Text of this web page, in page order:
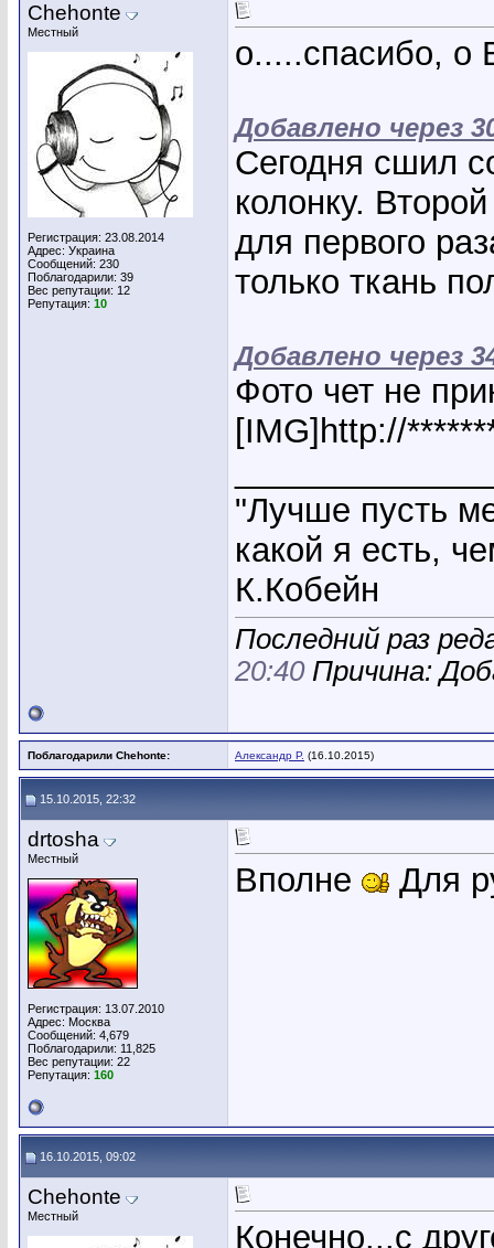
Chehonte
Местный
Регистрация: 23.08.2014
Адрес: Украина
Сообщений: 230
Поблагодарили: 39
Вес репутации: 12
Репутация: 10
о.....спасибо, о
Добавлено через
Сегодня сшил
колонку.
для первого
только ткань
Добавлено через
Фото чет не
[IMG]http://
"Лучше пусть
какой я есть,
К.Кобейн
Последний раз
20:40Причина:
Поблагодарили Chehonte: Александр Р. (16.10.2015)
15.10.2015, 22:32
drtosha
Местный
Регистрация: 13.07.2010
Адрес: Москва
Сообщений: 4,679
Поблагодарили: 11,825
Вес репутации: 22
Репутация: 160
Вполне Для
16.10.2015, 09:02
Chehonte
Местный
Конечно...с